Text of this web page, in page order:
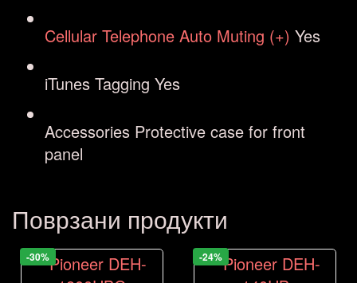
Cellular Telephone Auto Muting (+) Yes
iTunes Tagging Yes
Accessories Protective case for front
panel
Поврзани продукти
-30% -24%